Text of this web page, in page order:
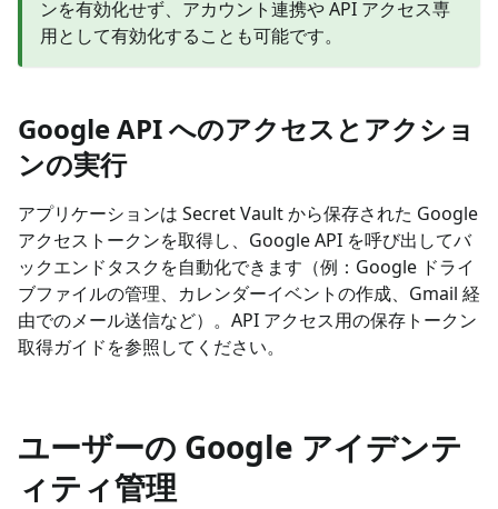
ンを有効化せず、アカウント連携や API アクセス専
用として有効化することも可能です。
Google API へのアクセスとアクショ
ンの実行
アプリケーションは Secret Vault から保存された Google
アクセストークンを取得し、Google API を呼び出してバ
ックエンドタスクを自動化できます（例：Google ドライ
ブファイルの管理、カレンダーイベントの作成、Gmail 経
由でのメール送信など）。API アクセス用の保存トークン
取得ガイドを参照してください。
ユーザーの Google アイデンテ
ィティ管理